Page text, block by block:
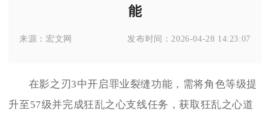
能
来源： 宏文网 发布时间： 2026-04-28 14:23:07
在影之刃3中开启罪业裂缝功能，需将角色等级提
升至57级并完成狂乱之心支线任务，获取狂乱之心道